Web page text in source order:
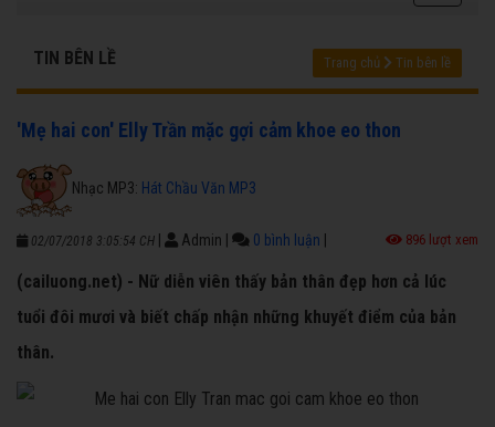
TIN BÊN LỀ Trang chủ Tin bên lề
'Mẹ hai con' Elly Trần mặc gợi cảm khoe eo thon
Nhạc MP3: Hát Chầu Văn MP3
02/07/2018 3:05:54 CH Admin 0 bình luận 896 lượt xem
(cailuong.net) - Nữ diễn viên thấy bản thân đẹp hơn cả lúc
tuổi đôi mươi và biết chấp nhận những khuyết điểm của bản
thân.